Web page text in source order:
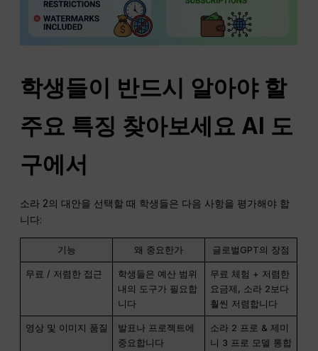
학생들이 반드시 알아야 할
주요 특징 찾아보세요 AI 도
구에서
소라 2의 대안을 선택할 때 학생들은 다음 사항을 평가해야 합
니다:
기능 왜 중요한가 글로벌GPT의 장점
무료 / 저렴한 접근
학생들은 예산 범위
내의 도구가 필요합
니다
무료 체험 + 저렴한
요금제, 소라 2보다
훨씬 저렴합니다
영상 및 이미지 품질
발표나 프로젝트에
중요합니다
소라 2 프로 & 제미
니 3 프로 모델 통합